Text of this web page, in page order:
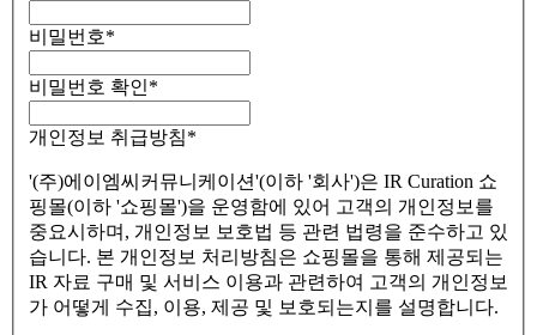
비밀번호*
비밀번호 확인*
개인정보 취급방침*
'(주)에이엠씨커뮤니케이션'(이하 '회사')은 IR Curation 쇼
핑몰(이하 '쇼핑몰')을 운영함에 있어 고객의 개인정보를
중요시하며, 개인정보 보호법 등 관련 법령을 준수하고 있
습니다. 본 개인정보 처리방침은 쇼핑몰을 통해 제공되는
IR 자료 구매 및 서비스 이용과 관련하여 고객의 개인정보
가 어떻게 수집, 이용, 제공 및 보호되는지를 설명합니다.